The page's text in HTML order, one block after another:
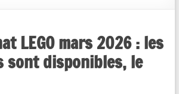
LEGO mars 2026 : les
sont disponibles, le